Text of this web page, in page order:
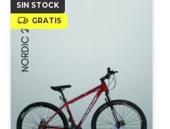
SIN STOCK
GRATIS